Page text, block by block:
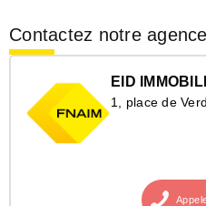
Contactez notre
EID
1, place de